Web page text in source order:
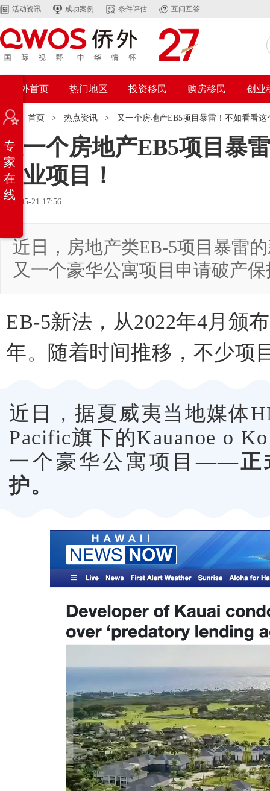
活动资讯 成功案例 条件评估 互问互答
侨外首页 热门地区 投资移民 购房移民 创业
位置： 首页 > 热点资讯 > 又一个房地产EB5项目暴雷！不如看看
又一个房地产EB5项目暴
造业项目！
2026-05-21 17:56
近日，房地产类EB-5项目暴雷
又一个豪华公寓项目申请破产
EB-5新法，从2022年4月颁
年。随着时间推移，不少
近日，据夏威夷当地媒体
Pacific旗下的Kauanoe o
一个豪华公寓项目——正
护。
专
家
在
线